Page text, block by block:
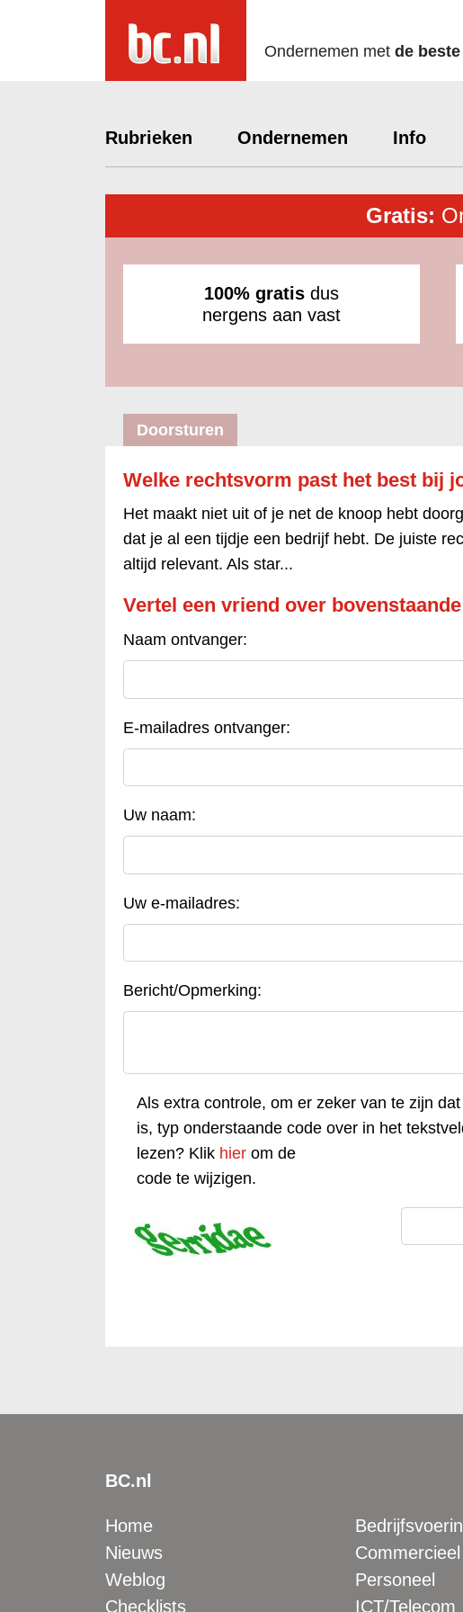
Ondernemen met de beste
Rubrieken Ondernemen Info
Gratis:
100% gratis dus
nergens aan vast
Doorsturen
Welke rechtsvorm past het best bij
Het maakt niet uit of je net de knoop hebt
dat je al een tijdje een bedrijf hebt. De juiste
altijd relevant. Als star...
Vertel een vriend over
Naam ontvanger:
E-mailadres ontvanger:
Uw naam:
Uw e-mailadres:
Bericht/Opmerking:
Als extra controle, om er zeker van te zijn
is, typ onderstaande code over in het
lezen? Klik hier om de
code te wijzigen.
BC.nl
Home
Nieuws
Weblog
Checklists
Commercieel
Personeel
ICT/Telecom